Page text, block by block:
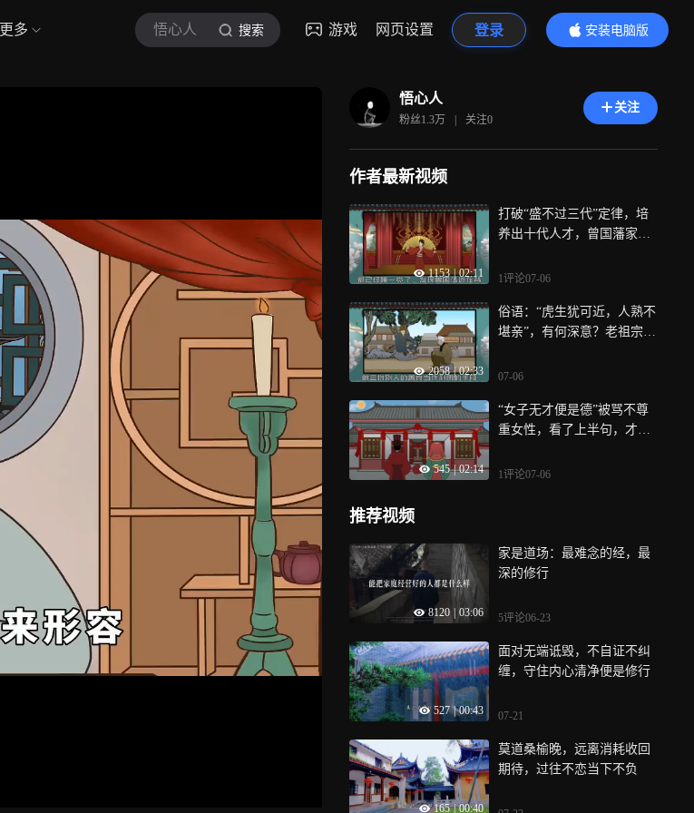
更多 悟心人 搜索 游戏 网页设置 登录
安装电脑版
内容更精彩
悟心人
粉丝1.3万 | 关注0
关注
作者最新视频
1153 | 02:11
打破“盛不过三代”定律，培
养出十代人才，曾国藩家训
1评论07-06
2058 | 02:33
俗语：“虎生犹可近，人熟不
堪亲”，有何深意？老祖宗道
07-06
545 | 02:14
“女子无才便是德”被骂不尊
重女性，看了上半句，才知
1评论07-06
推荐视频
8120 03:06
家是道场：最难念的经，最
深的修行
5评论06-23
527 | 00:43
面对无端诋毁，不自证不纠
缠，守住内心清净便是修行
07-21
165 | 00:40
莫道桑榆晚，远离消耗收回
期待，过往不恋当下不负